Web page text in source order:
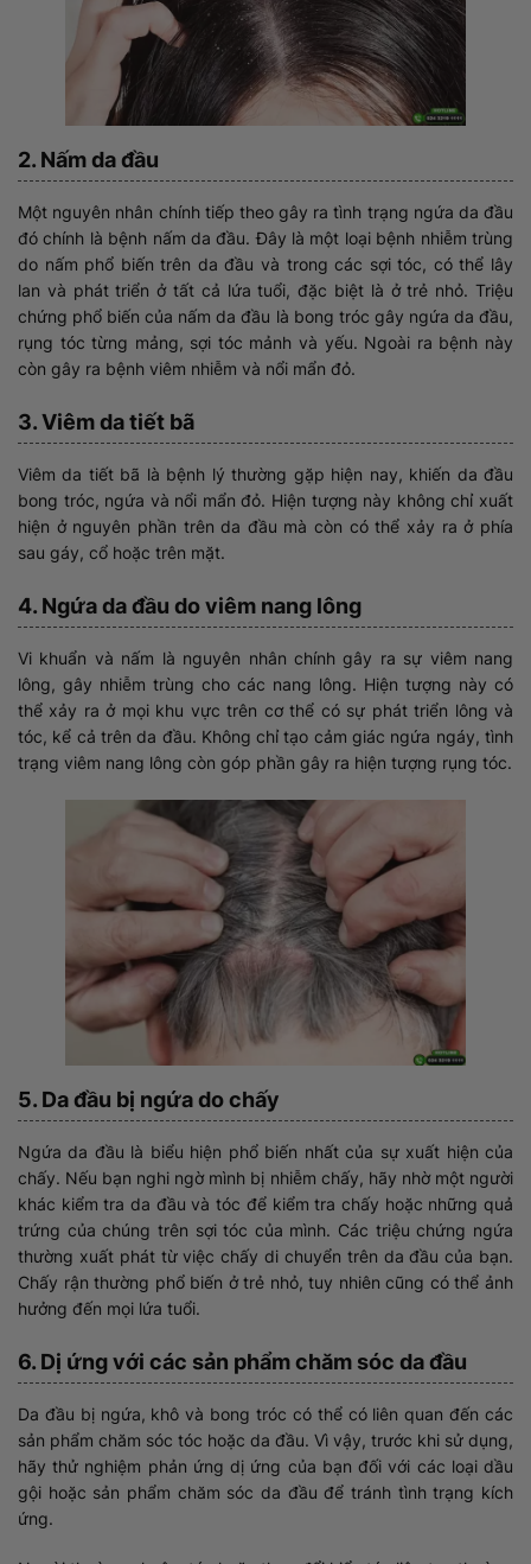
2. Nấm da đầu
Một nguyên nhân chính tiếp theo gây ra tình trạng ngứa da đầu
đó chính là bệnh nấm da đầu. Đây là một loại bệnh nhiễm trùng
do nấm phổ biến trên da đầu và trong các sợi tóc, có thể lây
lan và phát triển ở tất cả lứa tuổi, đặc biệt là ở trẻ nhỏ. Triệu
chứng phổ biến của nấm da đầu là bong tróc gây ngứa da đầu,
rụng tóc từng mảng, sợi tóc mảnh và yếu. Ngoài ra bệnh này
còn gây ra bệnh viêm nhiễm và nổi mẩn đỏ.
3. Viêm da tiết bã
Viêm da tiết bã là bệnh lý thường gặp hiện nay, khiến da đầu
bong tróc, ngứa và nổi mẩn đỏ. Hiện tượng này không chỉ xuất
hiện ở nguyên phần trên da đầu mà còn có thể xảy ra ở phía
sau gáy, cổ hoặc trên mặt.
4. Ngứa da đầu do viêm nang lông
Vi khuẩn và nấm là nguyên nhân chính gây ra sự viêm nang
lông, gây nhiễm trùng cho các nang lông. Hiện tượng này có
thể xảy ra ở mọi khu vực trên cơ thể có sự phát triển lông và
tóc, kể cả trên da đầu. Không chỉ tạo cảm giác ngứa ngáy, tình
trạng viêm nang lông còn góp phần gây ra hiện tượng rụng tóc.
5. Da đầu bị ngứa do chấy
Ngứa da đầu là biểu hiện phổ biến nhất của sự xuất hiện của
chấy. Nếu bạn nghi ngờ mình bị nhiễm chấy, hãy nhờ một người
khác kiểm tra da đầu và tóc để kiểm tra chấy hoặc những quả
trứng của chúng trên sợi tóc của mình. Các triệu chứng ngứa
thường xuất phát từ việc chấy di chuyển trên da đầu của bạn.
Chấy rận thường phổ biến ở trẻ nhỏ, tuy nhiên cũng có thể ảnh
hưởng đến mọi lứa tuổi.
6. Dị ứng với các sản phẩm chăm sóc da đầu
Da đầu bị ngứa, khô và bong tróc có thể có liên quan đến các
sản phẩm chăm sóc tóc hoặc da đầu. Vì vậy, trước khi sử dụng,
hãy thử nghiệm phản ứng dị ứng của bạn đối với các loại dầu
gội hoặc sản phẩm chăm sóc da đầu để tránh tình trạng kích
ứng.